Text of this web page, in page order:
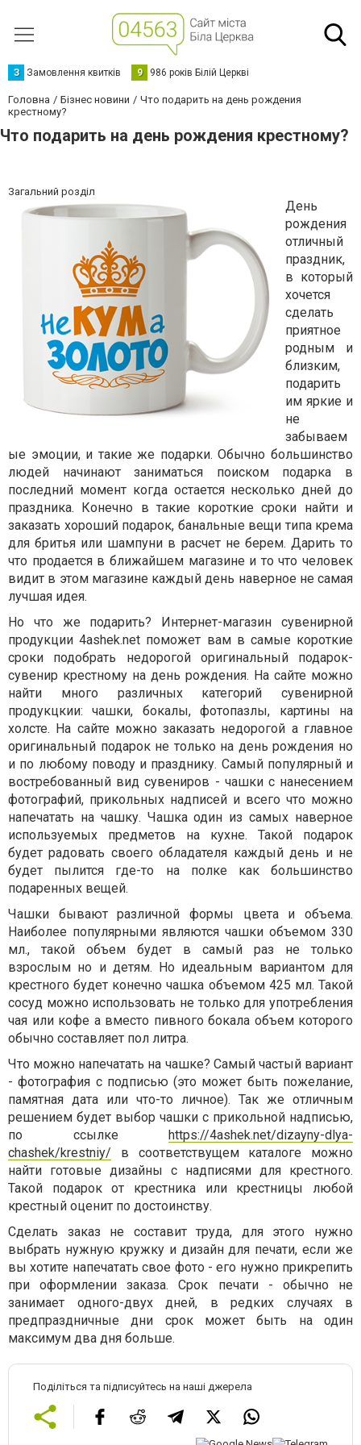
З Замовлення квитків 9 986 років Білій Церкві
Головна Бізнес новини
Что подарить на день рождения
крестному?
Что подарить на день рождения крестному?
Загальний розділ
День
рождения
отличный
праздник,
в который
хочется
сделать
приятное
родным и
близким,
подарить
им яркие и
не
забываем
ые эмоции, и такие же подарки. Обычно большинство
людей начинают заниматься поиском подарка в
последний момент когда остается несколько дней до
праздника. Конечно в такие короткие сроки найти и
заказать хороший подарок, банальные вещи типа крема
для бритья или шампуни в расчет не берем. Дарить то
что продается в ближайшем магазине и то что человек
видит в этом магазине каждый день наверное не самая
лучшая идея.
Но что же подарить? Интернет-магазин сувенирной
продукции 4ashek.net поможет вам в самые короткие
сроки подобрать недорогой оригинальный подарок-
сувенир крестному на день рождения. На сайте можно
найти много различных категорий сувенирной
продукцкии: чашки, бокалы, фотопазлы, картины на
холсте. На сайте можно заказать недорогой а главное
оригинальный подарок не только на день рождения но
и по любому поводу и празднику. Самый популярный и
востребованный вид сувениров - чашки с нанесением
фотографий, прикольных надписей и всего что можно
напечатать на чашку. Чашка один из самых наверное
используемых предметов на кухне. Такой подарок
будет радовать своего обладателя каждый день и не
будет пылится где-то на полке как большинство
подаренных вещей.
Чашки бывают различной формы цвета и объема.
Наиболее популярными являются чашки объемом 330
мл., такой объем будет в самый раз не только
взрослым но и детям. Но идеальным вариантом для
крестного будет конечно чашка объемом 425 мл. Такой
сосуд можно использовать не только для употребления
чая или кофе а вместо пивного бокала объем которого
обычно составляет пол литра.
Что можно напечатать на чашке? Самый частый вариант
- фотография с подписью (это может быть пожелание,
памятная дата или что-то личное). Так же отличным
решением будет выбор чашки с прикольной надписью,
по ссылке https://4ashek.net/dizayny-dlya-
chashek/krestniy/ в соответствущем каталоге можно
найти готовые дизайны с надписями для крестного.
Такой подарок от крестника или крестницы любой
крестный оценит по достоинству.
Сделать заказ не составит труда, для этого нужно
выбрать нужную кружку и дизайн для печати, если же
вы хотите напечатать свое фото - его нужно прикрепить
при оформлении заказа. Срок печати - обычно не
занимает одного-двух дней, в редких случаях в
предпраздничные дни срок может быть на один
максимум два дня больше.
Поділіться та підписуйтесь на наші джерела